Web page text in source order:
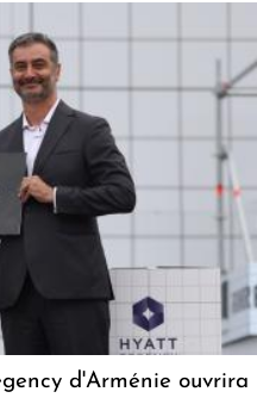
d'Arménie ouvrira